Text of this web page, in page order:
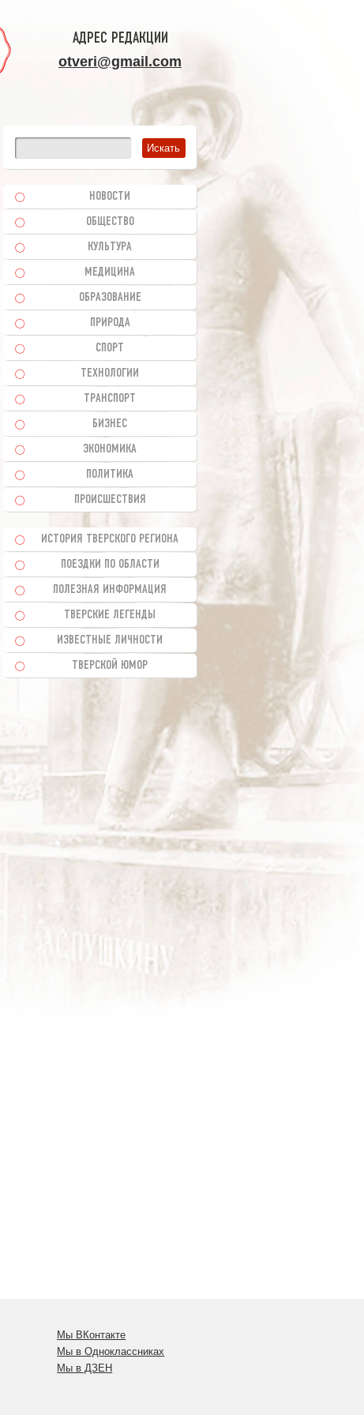
АДРЕС РЕДАКЦИИ
otveri@gmail.com
НОВОСТИ
ОБЩЕСТВО
КУЛЬТУРА
МЕДИЦИНА
ОБРАЗОВАНИЕ
ПРИРОДА
СПОРТ
ТЕХНОЛОГИИ
ТРАНСПОРТ
БИЗНЕС
ЭКОНОМИКА
ПОЛИТИКА
ПРОИСШЕСТВИЯ
ИСТОРИЯ ТВЕРСКОГО РЕГИОНА
ПОЕЗДКИ ПО ОБЛАСТИ
ПОЛЕЗНАЯ ИНФОРМАЦИЯ
ТВЕРСКИЕ ЛЕГЕНДЫ
ИЗВЕСТНЫЕ ЛИЧНОСТИ
ТВЕРСКОЙ ЮМОР
Мы ВКонтакте
Мы в Одноклассниках
Мы в ДЗЕН